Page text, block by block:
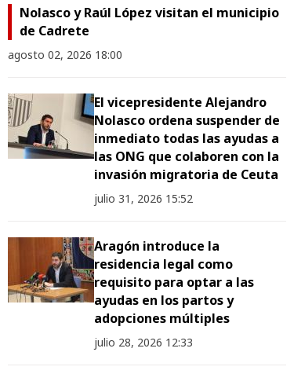
Nolasco y Raúl López visitan el municipio
de Cadrete
agosto 02, 2026 18:00
El vicepresidente Alejandro
Nolasco ordena suspender de
inmediato todas las ayudas a
las ONG que colaboren con la
invasión migratoria de Ceuta
julio 31, 2026 15:52
Aragón introduce la
residencia legal como
requisito para optar a las
ayudas en los partos y
adopciones múltiples
julio 28, 2026 12:33